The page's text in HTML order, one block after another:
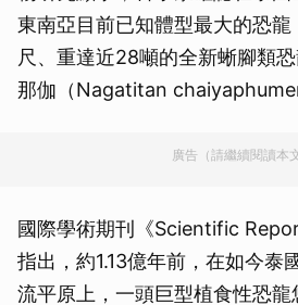
東南亞目前已知體型最大的恐
尺、重達近28噸的全新蜥腳類
那伽（Nagatitan
廣告（請繼續閱讀本文
國際學術期刊《Scientific
指出，約1.13億年前，在如今泰
流平原上，一頭巨型植食性恐